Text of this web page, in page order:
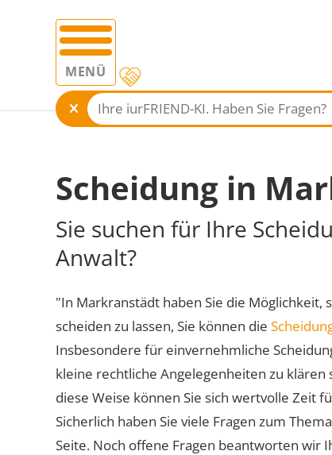
MENÜ
Scheidung in
Sie suchen für Ihre
Anwalt?
"In Markranstädt haben Sie die
scheiden zu lassen, Sie können die
Insbesondere für einvernehmliche
kleine rechtliche Angelegenheiten zu klären
diese Weise können Sie sich wertvolle Zeit
Sicherlich haben Sie viele Fragen zum
Seite. Noch offene Fragen beantworten wir